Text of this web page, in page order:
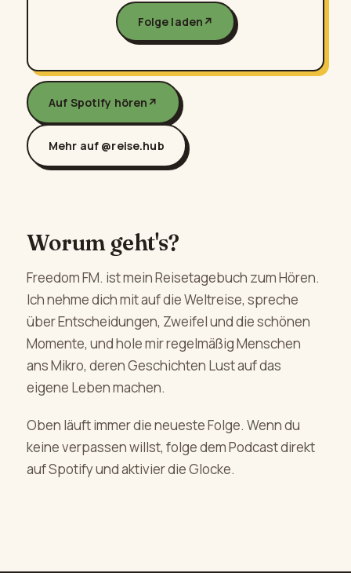
Folge laden ↗
Auf Spotify hören ↗
Mehr auf @reise.hub
Worum geht's?
Freedom FM. ist mein Reisetagebuch zum Hören.
Ich nehme dich mit auf die Weltreise, spreche
über Entscheidungen, Zweifel und die schönen
Momente, und hole mir regelmäßig Menschen
ans Mikro, deren Geschichten Lust auf das
eigene Leben machen.
Oben läuft immer die neueste Folge. Wenn du
keine verpassen willst, folge dem Podcast direkt
auf Spotify und aktivier die Glocke.